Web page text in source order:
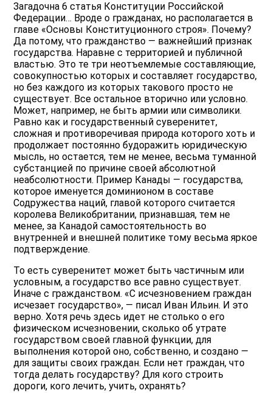
Загадочна 6 статья Конституции Российской
Федерации… Вроде о гражданах, но располагается в
главе «Основы Конституционного строя». Почему?
Да потому, что гражданство — важнейший признак
государства. Наравне с территорией и публичной
властью. Это те три неотъемлемые составляющие,
совокупностью которых и составляет государство,
но без каждого из которых такового просто не
существует. Все остальное вторично или условно.
Может, например, не быть армии или символики.
Равно как и государственный суверенитет,
сложная и противоречивая природа которого хоть и
продолжает постоянно будоражить юридическую
мысль, но остается, тем не менее, весьма туманной
субстанцией по причине своей абсолютной
неабсолютности. Пример Канады — государства,
которое именуется доминионом в составе
Содружества наций, главой которого считается
королева Великобритании, признавшая, тем не
менее, за Канадой самостоятельность во
внутренней и внешней политике тому весьма яркое
подтверждение.
То есть суверенитет может быть частичным или
условным, а государство все равно существует.
Иначе с гражданством. «С исчезновением граждан
исчезает государство», — писал Иван Ильин. И это
верно. Хотя речь здесь идет не столько о его
физическом исчезновении, сколько об утрате
государством своей главной функции, для
выполнения которой оно, собственно, и создано —
для защиты своих граждан. Если нет граждан, что
тогда делать государству? Для кого строить
дороги, кого лечить, учить, охранять?